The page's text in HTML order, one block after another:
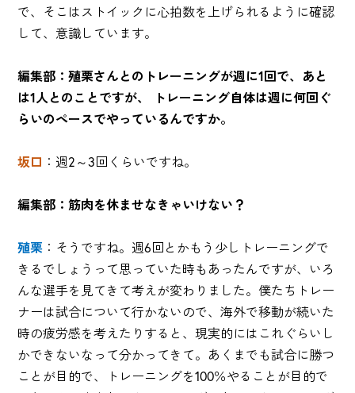
で、そこはストイックに心拍数を上げられるように確認
して、意識しています。
編集部：殖栗さんとのトレーニングが週に1回で、あと
は1人とのことですが、 トレーニング自体は週に何回ぐ
らいのペースでやっているんですか。
坂口 ：週2～3回くらいですね。
編集部：筋肉を休ませなきゃいけない？
殖栗 ：そうですね。週6回とかもう少しトレーニングで
きるでしょうって思っていた時もあったんですが、いろ
んな選手を見てきて考えが変わりました。僕たちトレー
ナーは試合について行かないので、海外で移動が続いた
時の疲労感を考えたりすると、現実的にはこれぐらいし
かできないなって分かってきて。あくまでも試合に勝つ
ことが目的で、トレーニングを100％やることが目的で